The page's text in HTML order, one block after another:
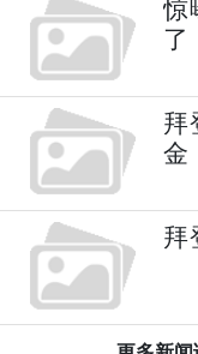
惊
了
拜
金
拜